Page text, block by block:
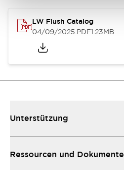
LW Flush Catalog
04/09/2025.PDF1.23MB
Unterstützung
Ressourcen und Dokumente